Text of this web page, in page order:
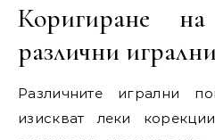
Коригиране
различни
Различните игрални
изискват леки